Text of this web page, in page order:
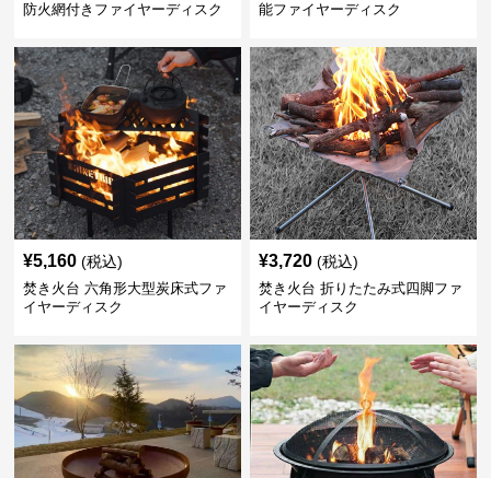
防火網付きファイヤーディスク
能ファイヤーディスク
¥5,160 (税込)
焚き火台 六角形大型炭床式ファ
イヤーディスク
¥3,720 (税込)
焚き火台 折りたたみ式四脚ファ
イヤーディスク